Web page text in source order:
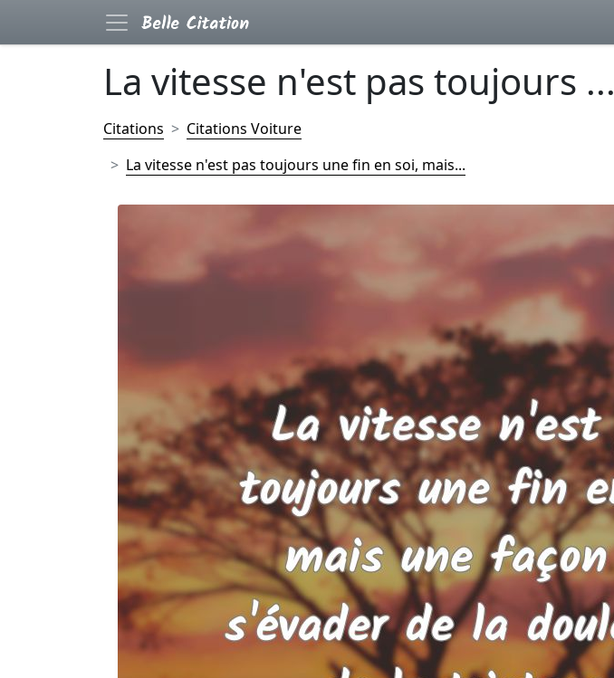
La vitesse n'est pas toujours ...
Citations
Citations Voiture
La vitesse n'est pas toujours une fin en soi, mais...